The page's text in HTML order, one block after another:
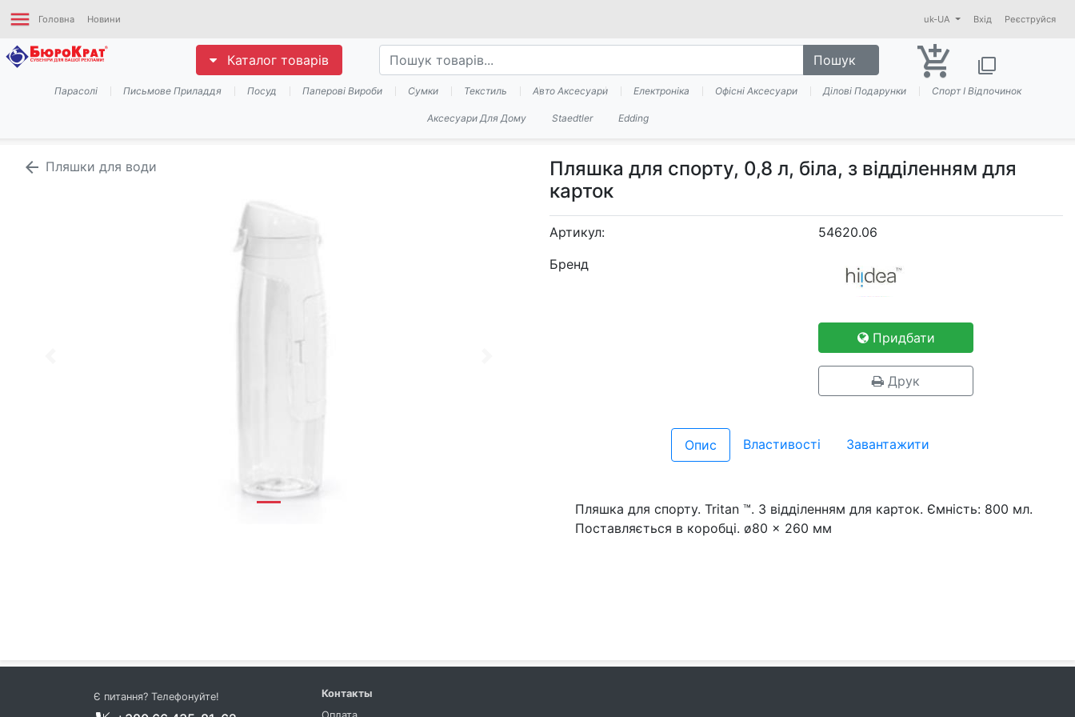
menu Головна Новини uk-UA Вхід Реєструйся
Каталог товарів Пошук add_shopping_cart filter_none
Парасолі Письмове Приладдя Посуд Паперові Вироби Сумки Текстиль Авто Аксесуари Електроніка Офісні Аксесуари Ділові Подарунки Спорт І Відпочинок
Аксесуари Для Дому Staedtler Edding
arrow_back Пляшки для води
Пляшка для спорту, 0,8 л, біла, з відділенням для
карток
Артикул:
54620.06
Бренд
Придбати
Друк
Опис Властивості Завантажити
Пляшка для спорту. Tritan ™. З відділенням для карток. Ємність: 800 мл.
Поставляється в коробці. ø80 x 260 мм
Є питання? Телефонуйте!
Контакты